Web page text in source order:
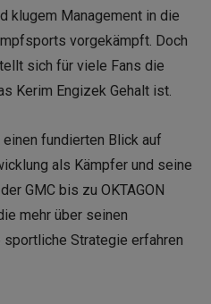
klugem Management in die
vorgekämpft. Doch
sich für viele Fans die
Kerim Engizek Gehalt ist.
fundierten Blick auf
als Kämpfer und seine
GMC bis zu OKTAGON
mehr über seinen
Strategie erfahren